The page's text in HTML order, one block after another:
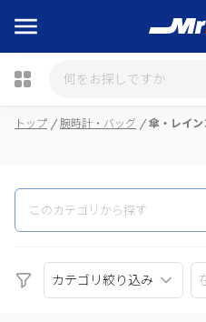
瓶詰
トップ 腕時計・バッグ 傘・レイン
カテゴリ絞り込み